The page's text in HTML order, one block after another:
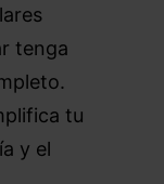
tenga
tu
y el